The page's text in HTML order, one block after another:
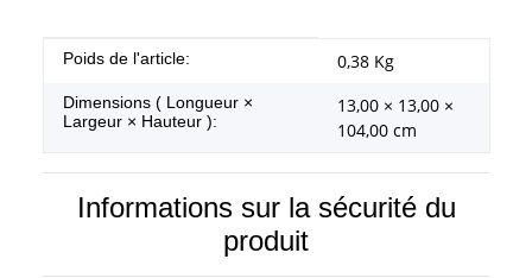
#productDetails.itemInformation#
#productDetails.itemValue#
Poids de l'article: 0,38 Kg
Dimensions ( Longueur ×
Largeur × Hauteur ):
13,00 × 13,00 ×
104,00 cm
Informations sur la sécurité du
produit